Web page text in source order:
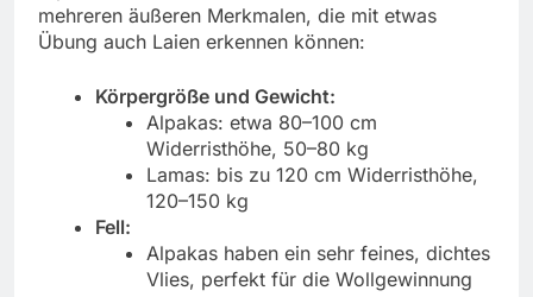
mehreren äußeren Merkmalen, die mit etwas
Übung auch Laien erkennen können:
Körpergröße und Gewicht:
Alpakas: etwa 80–100 cm
Widerristhöhe, 50–80 kg
Lamas: bis zu 120 cm Widerristhöhe,
120–150 kg
Fell:
Alpakas haben ein sehr feines, dichtes
Vlies, perfekt für die Wollgewinnung